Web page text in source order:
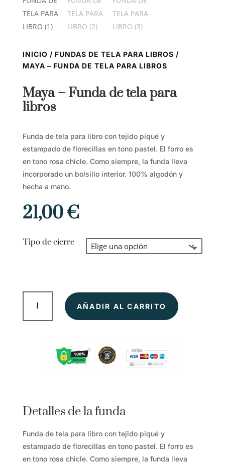
INICIO / FUNDAS DE TELA PARA LIBROS /
MAYA – FUNDA DE TELA PARA LIBROS
Maya – Funda de tela para
libros
Funda de tela para libro con tejido piqué y
estampado de florecillas en tono pastel. El forro es
en tono rosa chicle. Como siempre, la funda lleva
incorporado un bolsillo interior. 100% algodón y
hecha a mano.
21,00€
Tipo de cierre
Funda
AÑADIR AL CARRITO
Detalles de la funda
Funda de tela para libro con tejido piqué y
estampado de florecillas en tono pastel. El forro es
en tono rosa chicle. Como siempre, la funda lleva